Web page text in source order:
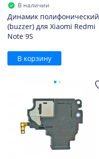
В наличии
Динамик полифонический
(buzzer) для Xiaomi Redmi
Note 9S
В корзину